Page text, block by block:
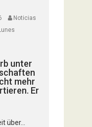
Noticias
unter
mehr
Er
über...